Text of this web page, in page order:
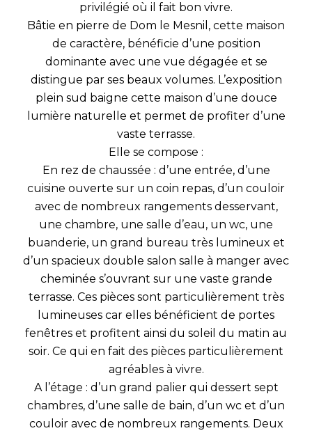
privilégié où il fait bon vivre.
Bâtie en pierre de Dom le Mesnil, cette maison
de caractère, bénéficie d’une position
dominante avec une vue dégagée et se
distingue par ses beaux volumes. L’exposition
plein sud baigne cette maison d’une douce
lumière naturelle et permet de profiter d’une
vaste terrasse.
Elle se compose :
En rez de chaussée : d’une entrée, d’une
cuisine ouverte sur un coin repas, d’un couloir
avec de nombreux rangements desservant,
une chambre, une salle d’eau, un wc, une
buanderie, un grand bureau très lumineux et
d’un spacieux double salon salle à manger avec
cheminée s’ouvrant sur une vaste grande
terrasse. Ces pièces sont particulièrement très
lumineuses car elles bénéficient de portes
fenêtres et profitent ainsi du soleil du matin au
soir. Ce qui en fait des pièces particulièrement
agréables à vivre.
A l’étage : d’un grand palier qui dessert sept
chambres, d’une salle de bain, d’un wc et d’un
couloir avec de nombreux rangements. Deux